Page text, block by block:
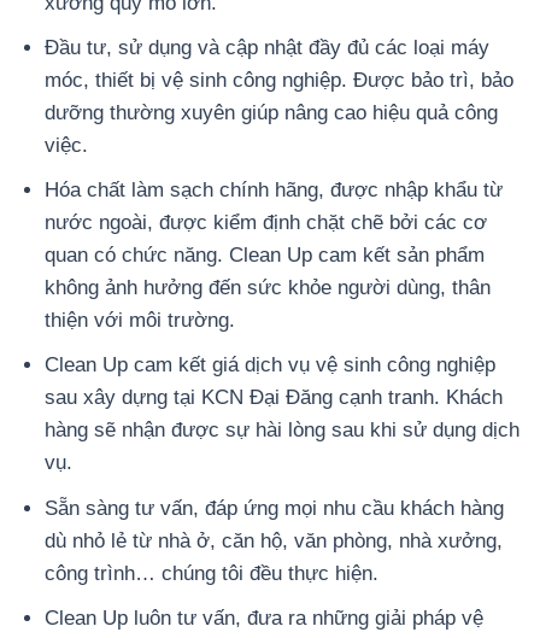
Đầu tư, sử dụng và cập nhật đầy đủ các loại máy
móc, thiết bị vệ sinh công nghiệp. Được bảo trì, bảo
dưỡng thường xuyên giúp nâng cao hiệu quả công
việc.
Hóa chất làm sạch chính hãng, được nhập khẩu từ
nước ngoài, được kiểm định chặt chẽ bởi các cơ
quan có chức năng. Clean Up cam kết sản phẩm
không ảnh hưởng đến sức khỏe người dùng, thân
thiện với môi trường.
Clean Up cam kết giá dịch vụ vệ sinh công nghiệp
sau xây dựng tại KCN Đại Đăng cạnh tranh. Khách
hàng sẽ nhận được sự hài lòng sau khi sử dụng dịch
vụ.
Sẵn sàng tư vấn, đáp ứng mọi nhu cầu khách hàng
dù nhỏ lẻ từ nhà ở, căn hộ, văn phòng, nhà xưởng,
công trình… chúng tôi đều thực hiện.
Clean Up luôn tư vấn, đưa ra những giải pháp vệ